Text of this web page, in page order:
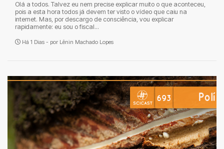
Olá a todos. Talvez eu nem precise explicar muito o que aconteceu,
pois a esta hora todos já devem ter visto o vídeo que caiu na
internet. Mas, por descargo de consciência, vou explicar
rapidamente: eu sou o fiscal...
Há 1 Dias - por Lênin Machado Lopes